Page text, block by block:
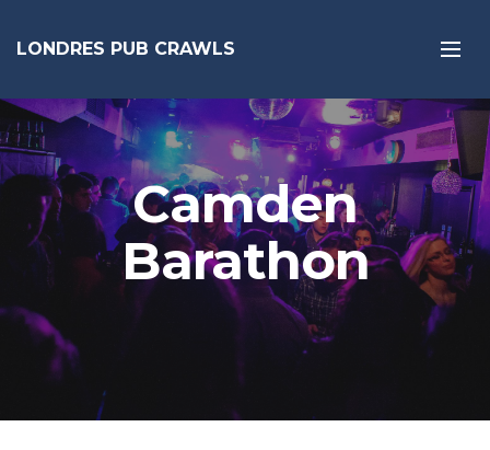
LONDRES PUB CRAWLS
Camden
Barathon